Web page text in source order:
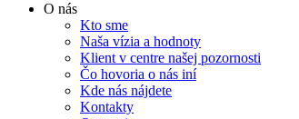
O nás
Kto sme
Naša vízia a hodnoty
Klient v centre našej pozornosti
Čo hovoria o nás iní
Kde nás nájdete
Kontakty